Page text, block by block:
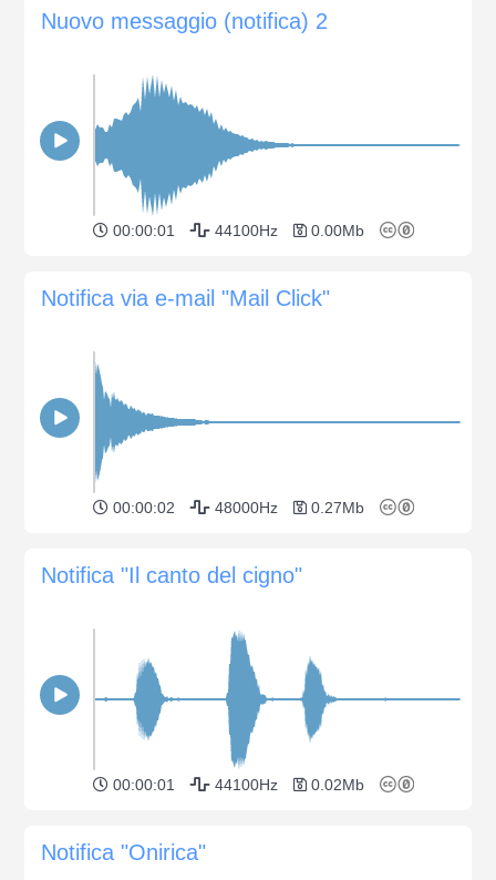
Nuovo messaggio (notifica) 2
00:00:01 44100Hz 0.00Mb
Notifica via e-mail "Mail Click"
00:00:02 48000Hz 0.27Mb
Notifica "Il canto del cigno"
00:00:01 44100Hz 0.02Mb
Notifica "Onirica"